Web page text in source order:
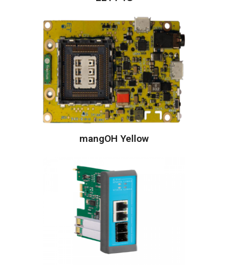
mangOH Yellow